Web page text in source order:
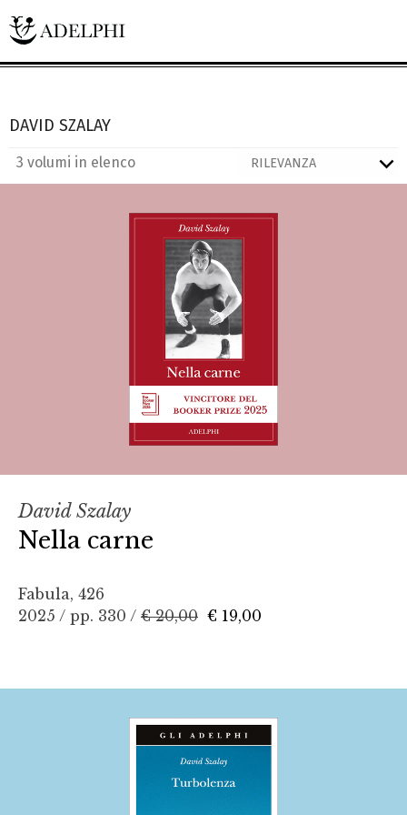
DAVID SZALAY
3 volumi in elenco
David Szalay
Nella carne
Fabula, 426
2025 / pp. 330 / € 20,00 € 19,00